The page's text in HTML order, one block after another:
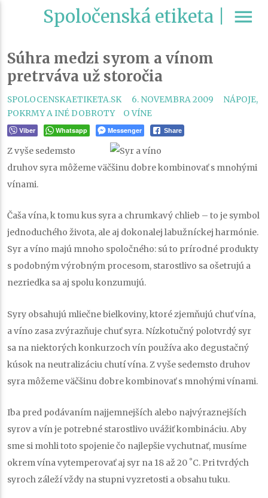
Spoločenská etiketa | menu
Súhra medzi syrom a vínom
pretrváva už storočia
SPOLOCENSKAETIKETA.SK 6. NOVEMBRA 2009
NÁPOJE,
POKRMY A INÉ DOBROTY
TAGS
O VÍNE
Viber Whatsapp Messenger Share
Z vyše sedemsto
druhov syra môžeme väčšinu dobre kombinovať s mnohými
vínami.
Čaša vína, k tomu kus syra a chrumkavý chlieb – to je symbol
jednoduchého života, ale aj dokonalej labužníckej harmónie.
Syr a víno majú mnoho spoločného: sú to prírodné produkty
s podobným výrobným procesom, starostlivo sa ošetrujú a
nezriedka sa aj spolu konzumujú.
Syry obsahujú mliečne bielkoviny, ktoré zjemňujú chuť vína,
a víno zasa zvýrazňuje chuť syra. Nízkotučný polotvrdý syr
sa na niektorých konkurzoch vín používa ako degustačný
kúsok na neutralizáciu chutí vína. Z vyše sedemsto druhov
syra môžeme väčšinu dobre kombinovať s mnohými vínami.
Iba pred podávaním najjemnejších alebo najvýraznejších
syrov a vín je potrebné starostlivo uvážiť kombináciu. Aby
sme si mohli toto spojenie čo najlepšie vychutnať, musíme
okrem vína vytemperovať aj syr na 18 až 20 ˚C. Pri tvrdých
syroch záleží vždy na stupni vyzretosti a obsahu tuku.